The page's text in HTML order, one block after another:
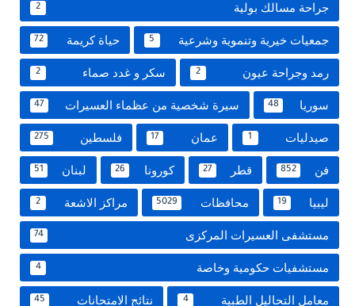
جراحة مسالك بولية 2
جمعيات خيرية وتنموية وشرعية 5 حياة كريمة 72
رمد وجراحة عيون 2 سكر و غدد صماء 2
سوريا 48 سيرة شخصية من عظماء العسيرات 47
صيدليات 1 عمان 17 فلسطين 275
فن 852 قطر 27 كورونا 26 لبنان 51
ليبيا 19 محافظات 5029 مراكز الاشعة 2
مستشفى العسيرات المركزى 74
مستشفيات حكومية وخاصة 4
معامل التحاليل الطبية 4 نتائج الامتحانات 45